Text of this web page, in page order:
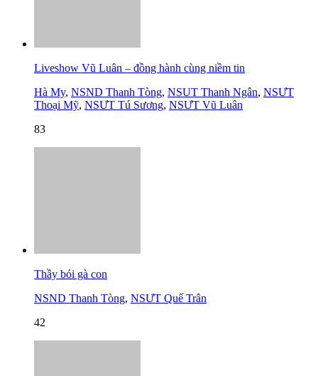
Liveshow Vũ Luân – đồng hành cùng niềm tin
Hà My, NSND Thanh Tòng, NSUT Thanh Ngân, NSƯT
Thoại Mỹ, NSƯT Tú Sương, NSƯT Vũ Luân
83
Thầy bói gà con
NSND Thanh Tòng, NSƯT Quế Trân
42